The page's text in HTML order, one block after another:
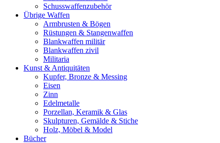
Schusswaffenzubehör
Übrige Waffen
Armbrusten & Bögen
Rüstungen & Stangenwaffen
Blankwaffen militär
Blankwaffen zivil
Militaria
Kunst & Antiquitäten
Kupfer, Bronze & Messing
Eisen
Zinn
Edelmetalle
Porzellan, Keramik & Glas
Skulpturen, Gemälde & Stiche
Holz, Möbel & Model
Bücher